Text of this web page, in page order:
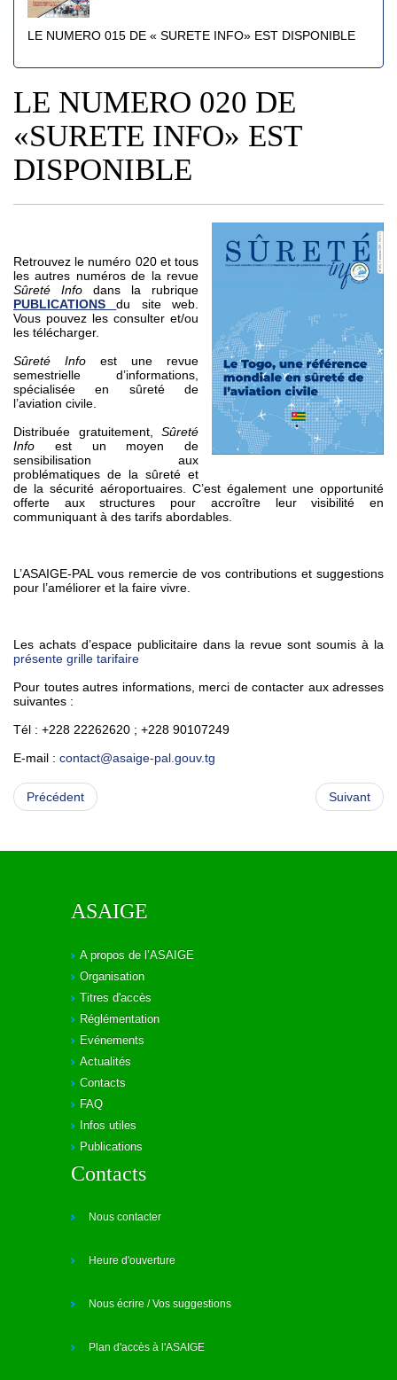
LE NUMERO 015 DE « SURETE INFO» EST DISPONIBLE
LE NUMERO 020 DE
«SURETE INFO» EST
DISPONIBLE
Retrouvez le numéro 020 et tous
les autres numéros de la revue
Sûreté Info dans la rubrique
PUBLICATIONSdu site web.
Vous pouvez les consulter et/ou
les télécharger.
Sûreté Info est une revue
semestrielle d’informations,
spécialisée en sûreté de
l’aviation civile.
Distribuée gratuitement, Sûreté
Info est un moyen de
sensibilisation aux
problématiques de la sûreté et
de la sécurité aéroportuaires. C’est également une opportunité
offerte aux structures pour accroître leur visibilité en
communiquant à des tarifs abordables.
L’ASAIGE-PAL vous remercie de vos contributions et suggestions
pour l’améliorer et la faire vivre.
Les achats d’espace publicitaire dans la revue sont soumis à la
présente grille tarifaire
Pour toutes autres informations, merci de contacter aux adresses
suivantes :
Tél : +228 22262620 ; +228 90107249
E-mail : contact@asaige-pal.gouv.tg
Précédent Suivant
ASAIGE
A propos de l’ASAIGE
Organisation
Titres d'accès
Réglémentation
Evénements
Actualités
Contacts
FAQ
Infos utiles
Publications
Contacts
Nous contacter
Heure d'ouverture
Nous écrire / Vos suggestions
Plan d'accès à l'ASAIGE